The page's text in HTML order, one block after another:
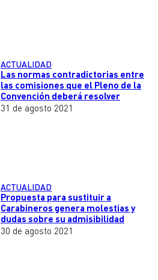
ACTUALIDAD
Las normas contradictorias entre
las comisiones que el Pleno de la
Convención deberá resolver
31 de agosto 2021
ACTUALIDAD
Propuesta para sustituir a
Carabineros genera molestias y
dudas sobre su admisibilidad
30 de agosto 2021